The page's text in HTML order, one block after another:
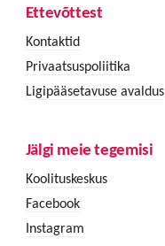
Ettevõttest
Kontaktid
Privaatsuspoliitika
Ligipääsetavuse avaldus
Jälgi meie tegemisi
Koolituskeskus
Facebook
Instagram